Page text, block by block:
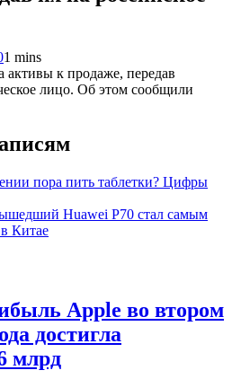
1 mins
активы к продаже, передав
лицо. Об этом сообщили
пора пить таблетки? Цифры
Huawei P70 стал самым
Китае
Apple во втором
достигла
млрд